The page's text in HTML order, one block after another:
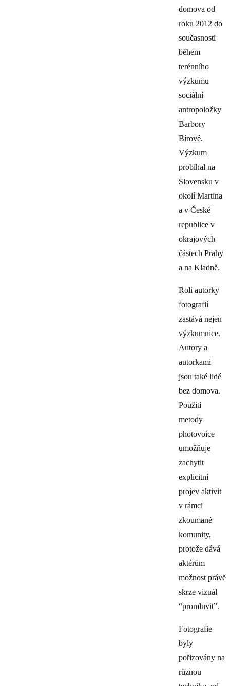
domova od
roku 2012 do
současnosti
během
terénního
výzkumu
sociální
antropoložky
Barbory
Bírové.
Výzkum
probíhal na
Slovensku v
okolí Martina
a v České
republice v
okrajových
částech Prahy
a na Kladně.
Roli autorky
fotografií
zastává nejen
výzkumnice.
Autory a
autorkami
jsou také lidé
bez domova.
Použití
metody
photovoice
umožňuje
zachytit
explicitní
projev aktivit
v rámci
zkoumané
komunity,
protože dává
aktérům
možnost právě
skrze vizuál
“promluvit”.
Fotografie
byly
pořizovány na
různou